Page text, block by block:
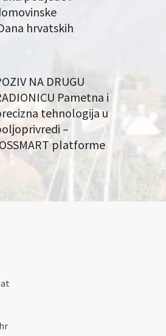
hrvatskih
NA DRUGU
Pametna i
tehnologija u
–
platforme